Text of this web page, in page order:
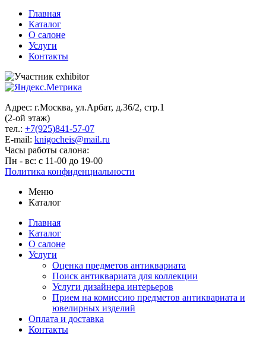
Главная
Каталог
О салоне
Услуги
Контакты
Адрес: г.Москва, ул.Арбат, д.36/2, стр.1
(2-ой этаж)
тел.: +7(925)841-57-07
E-mail: knigocheis@mail.ru
Часы работы салона:
Пн - вс: с 11-00 до 19-00
Политика конфиденциальности
Меню
Каталог
Главная
Каталог
О салоне
Услуги
Оценка предметов антиквариата
Поиск антиквариата для коллекции
Услуги дизайнера интерьеров
Прием на комиссию предметов антиквариата и
ювелирных изделий
Оплата и доставка
Контакты